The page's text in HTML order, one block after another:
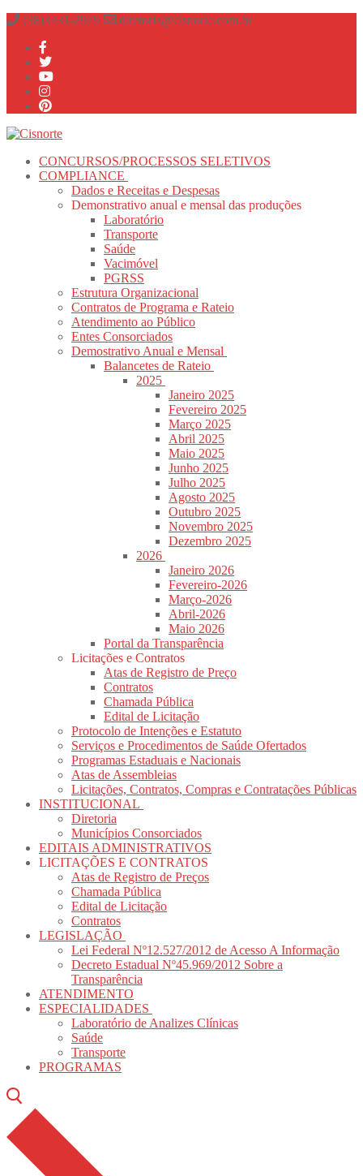
Pular
conteúdo
Menu
fechado
(38)3231-2979 diretoria@cisnorte.com.br
CONCURSOS/PROCESSOS SELETIVOS
COMPLIANCE
Dados e Receitas e Despesas
Demonstrativo anual e mensal das produções
Laboratório
Transporte
Saúde
Vacimóvel
PGRSS
Estrutura Organizacional
Contratos de Programa e Rateio
Atendimento ao Público
Entes Consorciados
Demostrativo Anual e Mensal
Balancetes de Rateio
2025
Janeiro 2025
Fevereiro 2025
Março 2025
Abril 2025
Maio 2025
Junho 2025
Julho 2025
Agosto 2025
Outubro 2025
Novembro 2025
Dezembro 2025
2026
Janeiro 2026
Fevereiro-2026
Março-2026
Abril-2026
Maio 2026
Portal da Transparência
Licitações e Contratos
Atas de Registro de Preço
Contratos
Chamada Pública
Edital de Licitação
Protocolo de Intenções e Estatuto
Serviços e Procedimentos de Saúde Ofertados
Programas Estaduais e Nacionais
Atas de Assembleias
Licitações, Contratos, Compras e Contratações Públicas
INSTITUCIONAL
Diretoria
Municípios Consorciados
EDITAIS ADMINISTRATIVOS
LICITAÇÕES E CONTRATOS
Atas de Registro de Preços
Chamada Pública
Edital de Licitação
Contratos
LEGISLAÇÃO
Lei Federal Nº12.527/2012 de Acesso A Informação
Decreto Estadual Nº45.969/2012 Sobre a
Transparência
ATENDIMENTO
ESPECIALIDADES
Laboratório de Analizes Clínicas
Saúde
Transporte
PROGRAMAS